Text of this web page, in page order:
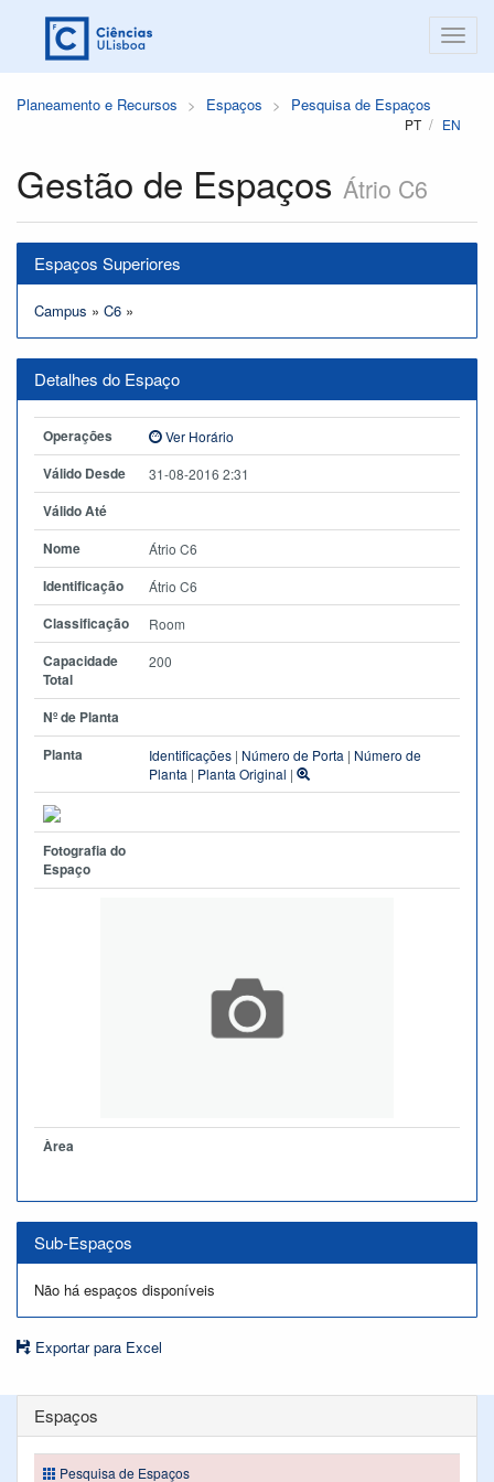
Planeamento e Recursos Espaços Pesquisa de Espaços
PT EN
Gestão de Espaços Átrio C6
Espaços Superiores
Campus » C6 »
Detalhes do Espaço
Operações Ver Horário
Válido Desde 31-08-2016 2:31
Válido Até
Nome
Átrio C6
Identificação Átrio C6
Classificação Room
Capacidade
Total
200
Nº de Planta
Planta
Identificações | Número de Porta | Número de
Planta | Planta Original |
Fotografia do
Espaço
Àrea
Sub-Espaços
Não há espaços disponíveis
Exportar para Excel
Espaços
Pesquisa de Espaços